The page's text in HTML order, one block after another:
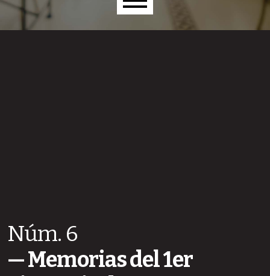
Menú principal
Núm. 6
Memorias del 1er